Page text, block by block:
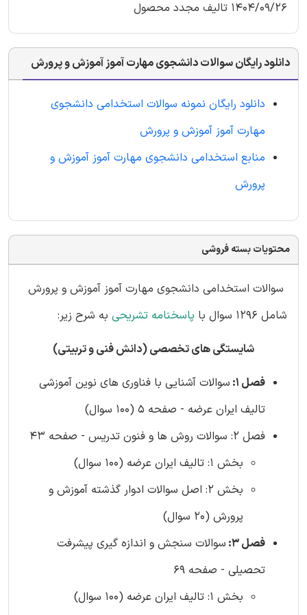
1404/09/26 تالیف مجدد محصول
دانلود رایگان سوالات دانشجوی مهارت آموز آموزش و پرورش
دانلود رایگان نمونه سوالات استخدامی دانشجوی
مهارت آموز آموزش و پرورش
منابع استخدامی دانشجوی مهارت آموز آموزش و
پرورش
محتویات بسته فروشی
سوالات استخدامی دانشجوی مهارت آموز آموزش و پرورش
شامل 1296 سوال با
پاسخنامه تشریحی به شرح زیر:
شایستگی های تخصصی (دانش فنی و تربیتی)
فصل 1:
سوالات آشنایی با فناوری های نوین آموزشی
تالیف ایران عرضه - صفحه 5 (100 سوال)
فصل 2: سوالات روش ها و فنون تدریس - صفحه 43
بخش 1: تالیف ایران عرضه (100 سوال)
بخش 2: اصل سوالات ادوار گذشته آموزش و
پرورش (20 سوال)
فصل 3:
سوالات سنجش و اندازه گیری پیشرفت
تحصیلی - صفحه 69
بخش 1: تالیف ایران عرضه (100 سوال)